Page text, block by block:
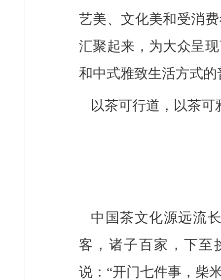
艺美、文化美和受消
汇聚起来，为大众呈
和中式雅致生活方式的
以茶可行道，以茶
中国茶文化源远流
客，诸子百家，下至
说：“开门七件事，柴